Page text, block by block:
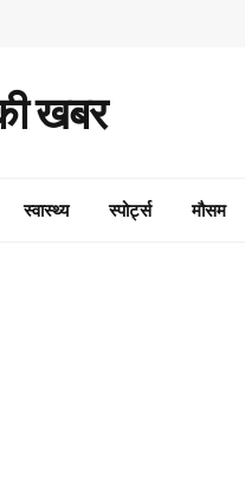
खबर
स्वास्थ्य स्पोर्ट्स मौसम